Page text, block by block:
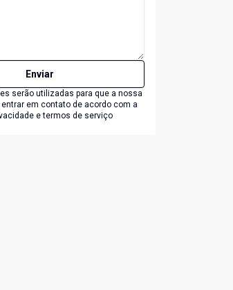
Enviar
serão utilizadas para que a nossa
em contato de acordo com a
e termos de serviço